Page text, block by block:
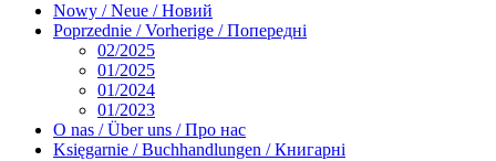
Nowy / Neue / Новий
Poprzednie / Vorherige / Попередні
02/2025
01/2025
01/2024
01/2023
O nas / Über uns / Про нас
Księgarnie / Buchhandlungen / Книгарні